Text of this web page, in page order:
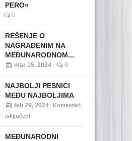
PERO«
0
REŠENJE O
NAGRAĐENIM NA
MEĐUNARODNOM...
mar 15, 2024 0
NAJBOLJI PESNICI
MEĐU NAJBOLJIMA
feb 29, 2024
Komentari
isključeni
MEĐUNARODNI